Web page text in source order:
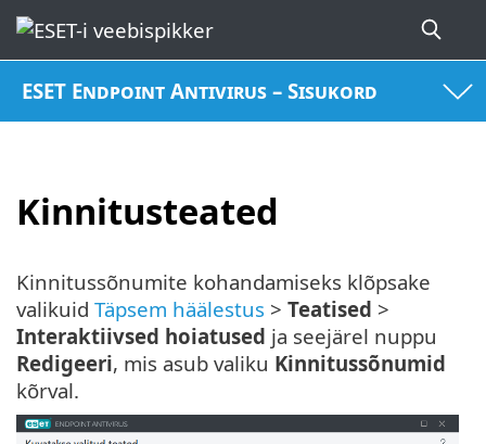
ESET Endpoint Antivirus – Sisukord
Kinnitusteated
Kinnitussõnumite kohandamiseks klõpsake
valikuid Täpsem häälestus > Teatised >
Interaktiivsed hoiatused ja seejärel nuppu
Redigeeri, mis asub valiku Kinnitussõnumid
kõrval.